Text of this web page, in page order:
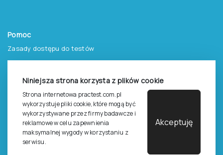
Niniejsza strona korzysta z plików cookie
Strona internetowa practest.com.pl
wykorzystuje pliki cookie, które mogą być
wykorzystywane przez firmy badawcze i
reklamowe w celu zapewnienia
maksymalnej wygody w korzystaniu z
serwisu.
Akceptuję
Pomoc
Zasady dostępu do testów
Zasady sprzedaży e-testów
Cennik i katalog
Zasady zapisów na szkolenia
Dla studentów i doktorantów
Epsilon dla studentów i pracowników naukowych uczelni